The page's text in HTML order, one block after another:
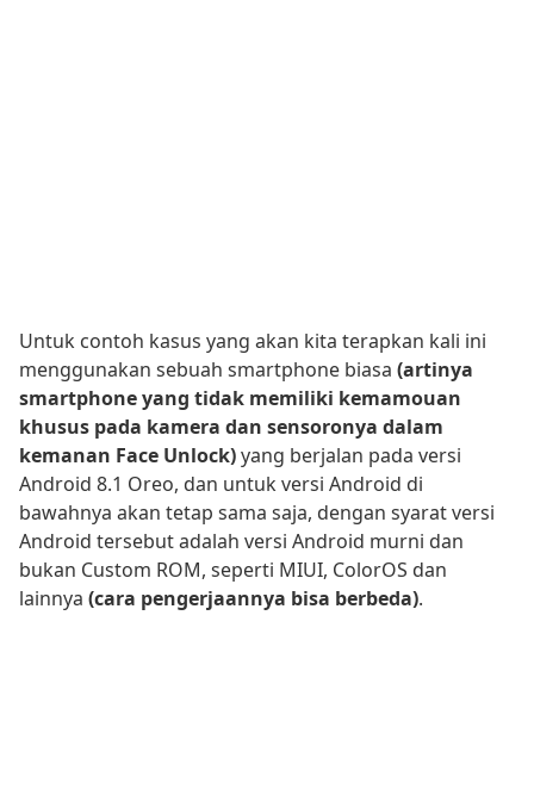
Untuk contoh kasus yang akan kita terapkan kali ini
menggunakan sebuah smartphone biasa (artinya
smartphone yang tidak memiliki kemamouan
khusus pada kamera dan sensoronya dalam
kemanan Face Unlock)yang berjalan pada versi
Android 8.1 Oreo, dan untuk versi Android di
bawahnya akan tetap sama saja, dengan syarat versi
Android tersebut adalah versi Android murni dan
bukan Custom ROM, seperti MIUI, ColorOS dan
lainnya (cara pengerjaannya bisa berbeda).